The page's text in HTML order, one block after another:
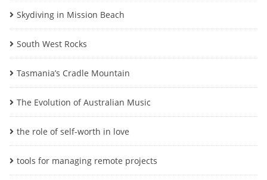
Skydiving in Mission Beach
South West Rocks
Tasmania’s Cradle Mountain
The Evolution of Australian Music
the role of self-worth in love
tools for managing remote projects